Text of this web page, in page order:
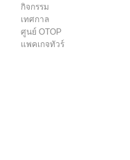
กิจกรรม
เทศกาล
ศูนย์ OTOP
แพคเกจทัวร์